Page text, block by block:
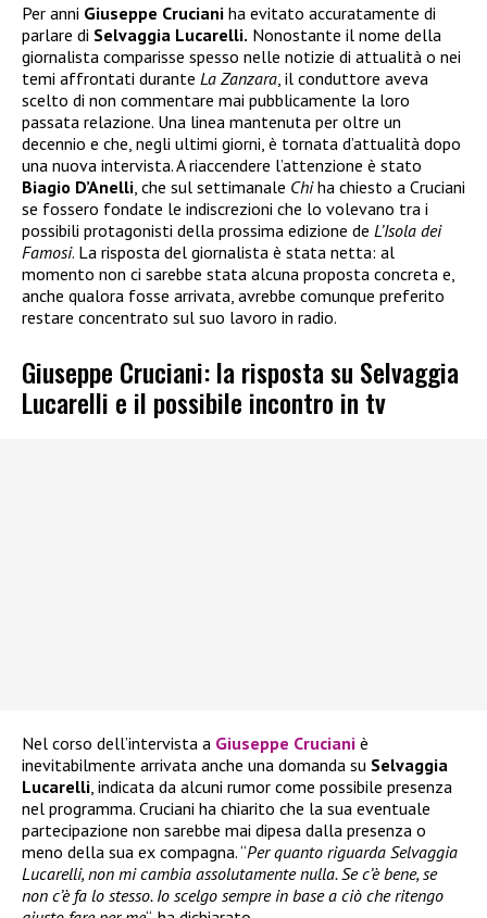
Per anni Giuseppe Cruciani ha evitato accuratamente di
parlare di Selvaggia Lucarelli. Nonostante il nome della
giornalista comparisse spesso nelle notizie di attualità o nei
temi affrontati durante La Zanzara , il conduttore aveva
scelto di non commentare mai pubblicamente la loro
passata relazione. Una linea mantenuta per oltre un
decennio e che, negli ultimi giorni, è tornata d’attualità dopo
una nuova intervista. A riaccendere l’attenzione è stato
Biagio D’Anelli , che sul settimanale Chiha chiesto a Cruciani
se fossero fondate le indiscrezioni che lo volevano tra i
possibili protagonisti della prossima edizione de L’Isola dei
Famosi. La risposta del giornalista è stata netta: al
momento non ci sarebbe stata alcuna proposta concreta e,
anche qualora fosse arrivata, avrebbe comunque preferito
restare concentrato sul suo lavoro in radio.
Giuseppe Cruciani: la risposta su Selvaggia
Lucarelli e il possibile incontro in tv
Nel corso dell’intervista a Giuseppe Cruciani è
inevitabilmente arrivata anche una domanda su Selvaggia
Lucarelli , indicata da alcuni rumor come possibile presenza
nel programma. Cruciani ha chiarito che la sua eventuale
partecipazione non sarebbe mai dipesa dalla presenza o
meno della sua ex compagna. “Per quanto riguarda Selvaggia
Lucarelli, non mi cambia assolutamente nulla. Se c’è bene, se
non c’è fa lo stesso. Io scelgo sempre in base a ciò che ritengo